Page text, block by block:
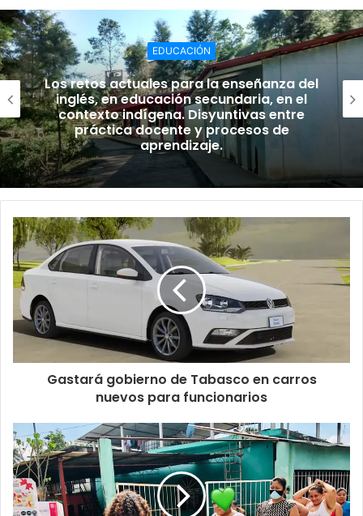
EDUCACIÓN
Los retos actuales para la enseñanza del
inglés, en educación secundaria, en el
contexto indígena. Disyuntivas entre
práctica docente y procesos de
aprendizaje.
Gastará gobierno de Tabasco en carros
nuevos para funcionarios